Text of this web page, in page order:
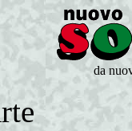
da